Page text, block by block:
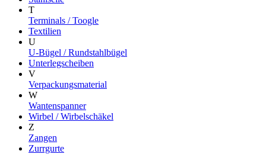
T
Terminals / Toogle
Textilien
U
U-Bügel / Rundstahlbügel
Unterlegscheiben
V
Verpackungsmaterial
W
Wantenspanner
Wirbel / Wirbelschäkel
Z
Zangen
Zurrgurte